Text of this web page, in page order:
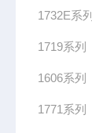
1732E系列
1719系列
1606系列
1771系列